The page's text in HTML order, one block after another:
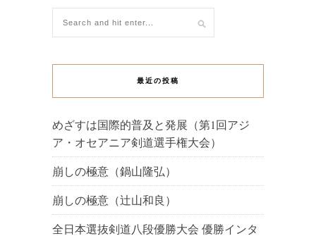
最近の投稿
めざすは国際的普及と発展（第1回アジ
ア・オセアニア剣道選手権大会）
崩しの極意（鍋山隆弘）
崩しの極意（辻山和良）
全日本選抜剣道八段優勝大会 優勝インタ